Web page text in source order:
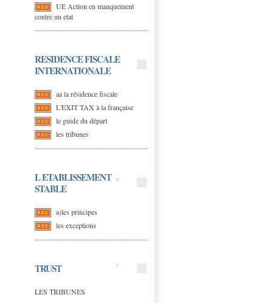
UE Action en manquement
contre un etat
RESIDENCE FISCALE
INTERNATIONALE
aa la résidence fiscale
L'EXIT TAX à la française
le guide du départ
les tribunes
L ETABLISSEMENT
STABLE
a)les principes
les exceptions
TRUST
LES TRIBUNES